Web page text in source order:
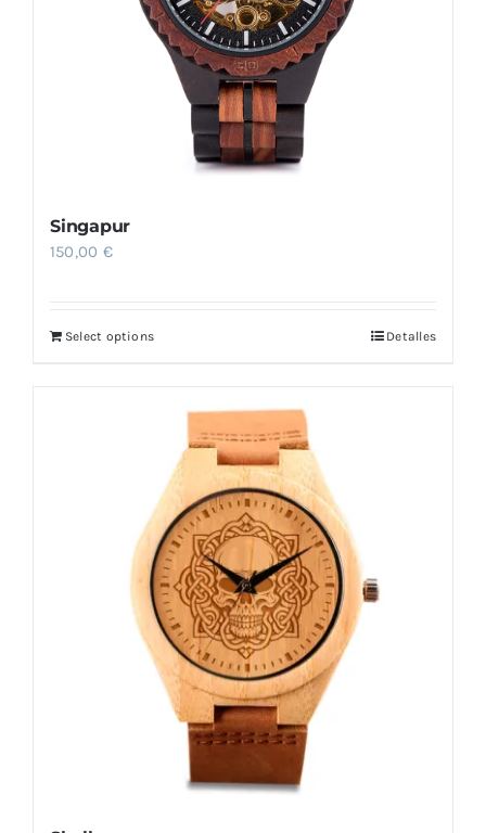
Singapur
150,00 €
Select options Detalles